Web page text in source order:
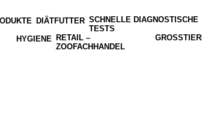
DIÄTFUTTER SCHNELLE DIAGNOSTISCHE
TESTS
HYGIENE
RETAIL –
ZOOFACHHANDEL
GROSSTIERE